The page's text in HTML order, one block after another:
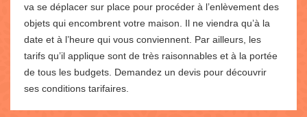
va se déplacer sur place pour procéder à l’enlèvement des
objets qui encombrent votre maison. Il ne viendra qu’à la
date et à l’heure qui vous conviennent. Par ailleurs, les
tarifs qu’il applique sont de très raisonnables et à la portée
de tous les budgets. Demandez un devis pour découvrir
ses conditions tarifaires.